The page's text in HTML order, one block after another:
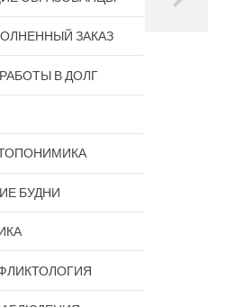
ЗАКАЗ
В ДОЛГ
БУДНИ